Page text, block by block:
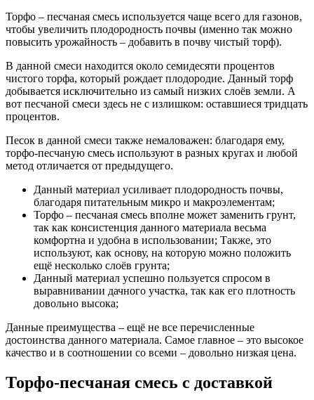
Торфо – песчаная смесь используется чаще всего для газонов,
чтобы увеличить плодородность почвы (именно так можно
повысить урожайность – добавить в почву чистый торф).
В данной смеси находится около семидесяти процентов
чистого торфа, который рождает плодородие. Данный торф
добывается исключительно из самый низких слоёв земли. А
вот песчаной смеси здесь не с излишком: оставшиеся тридцать
процентов.
Песок в данной смеси также немаловажен: благодаря ему,
торфо-песчаную смесь используют в разных кругах и любой
метод отличается от предыдущего.
Данный материал усиливает плодородность почвы,
благодаря питательным микро и макроэлементам;
Торфо – песчаная смесь вполне может заменить грунт,
так как консистенция данного материала весьма
комфортна и удобна в использовании; Также, это
используют, как основу, на которую можно положить
ещё несколько слоёв грунта;
Данный материал успешно пользуется спросом в
выравнивании дачного участка, так как его плотность
довольно высока;
Данные преимущества – ещё не все перечисленные
достоинства данного материала. Самое главное – это высокое
качество и в соотношении со всеми – довольно низкая цена.
Торфо-песчаная смесь с доставкой